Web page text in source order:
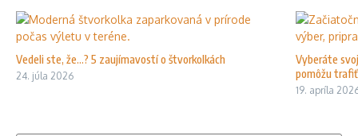
Vedeli ste, že…? 5 zaujímavostí o štvorkolkách
24. júla 2026
Vyberáte
pomôžu
19. apríla